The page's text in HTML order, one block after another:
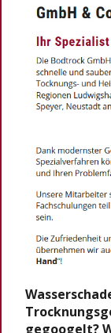
gegoogelt?